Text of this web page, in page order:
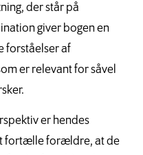
der står på
giver bogen en
forståelser af
er relevant for såvel
er hendes
fortælle forældre, at de